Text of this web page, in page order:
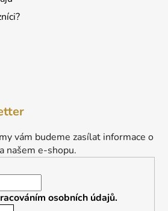
vám budeme zasílat informace o
našem e-shopu.
osobních údajů.